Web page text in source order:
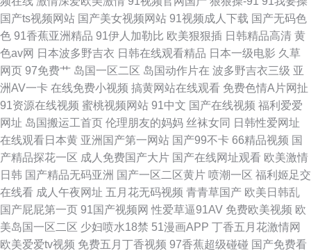
国产ts视频网站 国产美女视频网站 91视频成人下载 国产无码色
色 91香蕉亚洲精品 91伊人加勒比 欧美狠狠插 日韩精品高清 黄
色av网 日本波多野吉衣 日韩在线观看精品 日本一级电影 久草
网页 97免费艹 岛国一区二区 岛国动作片在 波多野吉衣三级 亚
洲AV一卡 在线免费小视频 搞黄网站在线观看 免费色情A片网扯
91资源在线视频 蜜桃视频网站 91中文 国产在线视频 福利爱爱
网址 岛国搬运工首页 伦理朋友的妈妈 丝袜女同 日韩性爱网址
在线观看日本黄 亚洲国产第一网站 国产99不卡 66精品视频 国
产精品探花一区 成人免费国产大片 国产在线网址观看 欧美激情
日韩 国产精品无码亚洲 国产一区二区黄片 喷潮一区 福利姬足交
在线看 成人午夜网址 五月花无码视频 青青草国产 欧美日韩乱
国产屁屁第一页 91国产视频网 性爱草逼91AV 免费欧美视频 欧
美岛国一区二区 少妇喷水18禁 51漫画APP 丁香五月花激情网
欧美爱爱tv视频 免费五月丁香视频 97香蕉超级碰碰 国产免费看